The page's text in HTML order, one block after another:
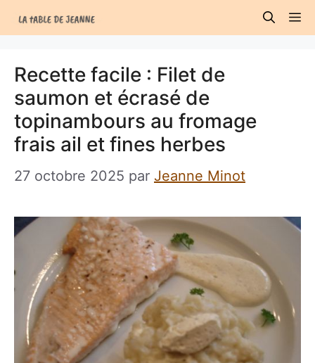
au
Recette facile : Filet de
saumon et écrasé de
topinambours au fromage
frais ail et fines herbes
27 octobre 2025 par Jeanne Minot